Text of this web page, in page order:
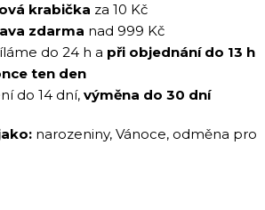
krabička za 10 Kč
zdarma nad 999 Kč
do 24 h a při objednání do 13 h
ten den
do 14 dní, výměna do 30 dní
narozeniny, Vánoce, odměna pro